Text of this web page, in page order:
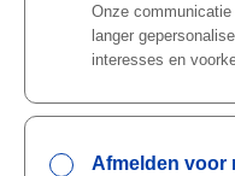
Onze
langer
interesses en
Afmelden voor